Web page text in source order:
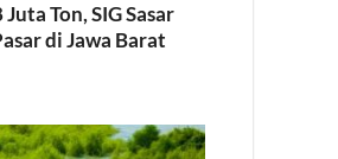
Ton, SIG Sasar
di Jawa Barat